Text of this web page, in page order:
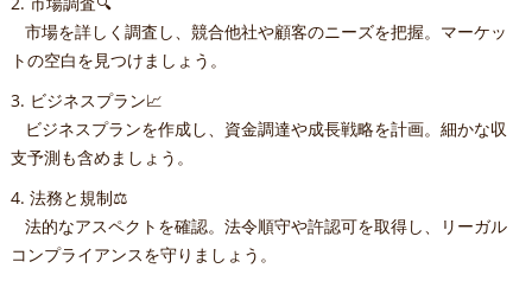
市場を詳しく調査し、競合他社や顧客のニーズを把握。マーケッ
トの空白を見つけましょう。
3. ビジネスプラン📈
ビジネスプランを作成し、資金調達や成長戦略を計画。細かな収
支予測も含めましょう。
4. 法務と規制⚖️
法的なアスペクトを確認。法令順守や許認可を取得し、リーガル
コンプライアンスを守りましょう。